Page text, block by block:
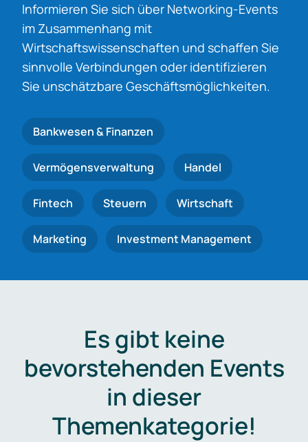
Informieren Sie sich über Networking-Events
im Zusammenhang mit
Wirtschaftswissenschaften und schaffen Sie
sinnvolle Verbindungen oder identifizieren
Sie unschätzbare Geschäftsmöglichkeiten.
Bankwesen & Finanzen
Vermögensverwaltung Handel
Fintech Steuern Wirtschaft
Marketing Investment Management
Es gibt keine
bevorstehenden Events
in dieser
Themenkategorie!